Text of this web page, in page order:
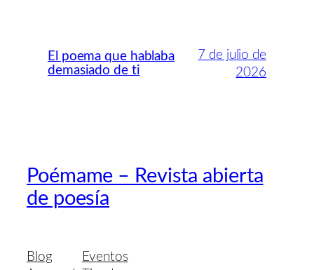
El poema que hablaba
demasiado de ti
7 de julio de
2026
Poémame – Revista abierta
de poesía
Blog
Eventos